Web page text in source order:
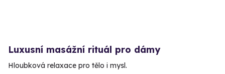
Luxusní masážní rituál pro dámy
Hloubková relaxace pro tělo i mysl.